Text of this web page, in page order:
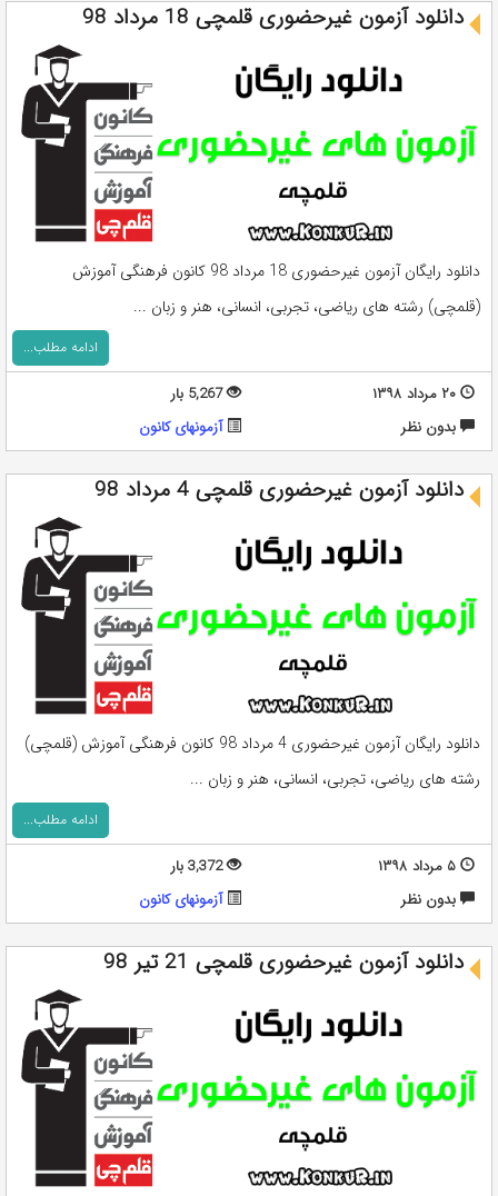
دانلود آزمون غیرحضوری قلمچی 18 مرداد 98
دانلود رایگان آزمون غیرحضوری 18 مرداد 98 کانون فرهنگی آموزش
(قلمچی) رشته های ریاضی، تجربی، انسانی، هنر و زبان ...
ادامه مطلب...
۲۰ مرداد ۱۳۹۸
5,267 بار
بدون نظر
آزمونهای کانون
دانلود آزمون غیرحضوری قلمچی 4 مرداد 98
دانلود رایگان آزمون غیرحضوری 4 مرداد 98 کانون فرهنگی آموزش (قلمچی)
رشته های ریاضی، تجربی، انسانی، هنر و زبان ...
ادامه مطلب...
۵ مرداد ۱۳۹۸
3,372 بار
بدون نظر
آزمونهای کانون
دانلود آزمون غیرحضوری قلمچی 21 تیر 98